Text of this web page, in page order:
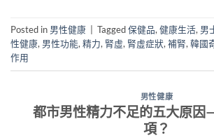
Posted in 男性健康 Tagged保健品, 健康生活, 男
性健康, 男性功能, 精力, 腎虛, 腎虛症狀, 補腎, 韓國
作用
男性健康
都市男性精力不足的五大原
項？